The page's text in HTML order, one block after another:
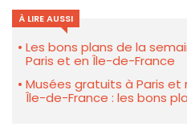
À LIRE AUSSI
Les bons plans de la
Paris et en Île-de-France
Musées gratuits à Paris
Île-de-France : les bons